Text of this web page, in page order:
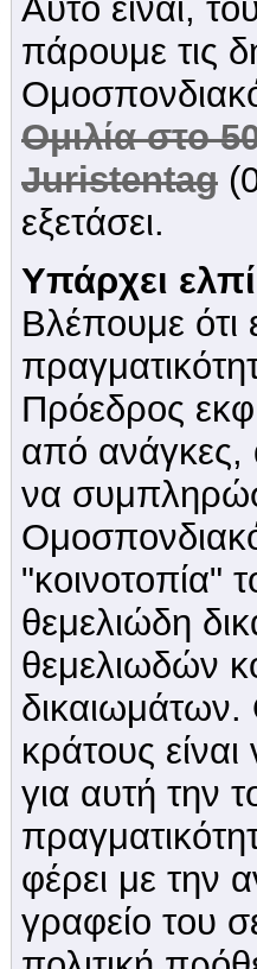
Αυτό είναι,
πάρουμε τις
Ομιλία στο
Juristentag
εξετάσει.
Υπάρχει
Βλέπουμε ότι
Πρόεδρος
από ανάγκες,
να
"κοινοτοπία"
θεμελιώδη
θεμελιωδών
κράτους
για αυτή την
φέρει με την
γραφείο του